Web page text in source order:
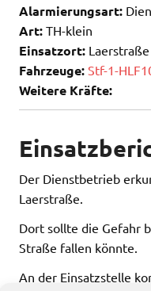
Alarmierungsart:
Art: TH-klein
Einsatzort: Laerstraße
Fahrzeuge: Stf-1-
Weitere Kräfte:
Der Dienstbetrieb
Laerstraße.
Dort sollte die Gefahr
Straße fallen könnte.
An der Einsatzstelle